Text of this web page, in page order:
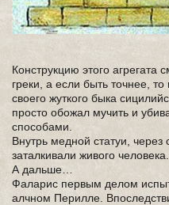
Конструкцию этого агрегата
греки, а если быть точнее,
своего жуткого быка
просто обожал мучить и
способами.
Внутрь медной статуи, через
заталкивали живого человека.
А дальше…
Фаларис первым делом
алчном Перилле.